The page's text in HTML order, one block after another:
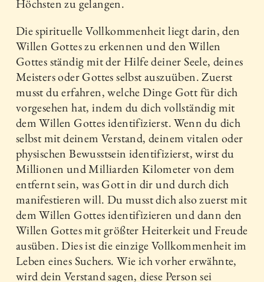
Höchsten zu gelangen.
Die spirituelle Vollkommenheit liegt darin, den
Willen Gottes zu erkennen und den Willen
Gottes ständig mit der Hilfe deiner Seele, deines
Meisters oder Gottes selbst auszuüben. Zuerst
musst du erfahren, welche Dinge Gott für dich
vorgesehen hat, indem du dich vollständig mit
dem Willen Gottes identifizierst. Wenn du dich
selbst mit deinem Verstand, deinem vitalen oder
physischen Bewusstsein identifizierst, wirst du
Millionen und Milliarden Kilometer von dem
entfernt sein, was Gott in dir und durch dich
manifestieren will. Du musst dich also zuerst mit
dem Willen Gottes identifizieren und dann den
Willen Gottes mit größter Heiterkeit und Freude
ausüben. Dies ist die einzige Vollkommenheit im
Leben eines Suchers. Wie ich vorher erwähnte,
wird dein Verstand sagen, diese Person sei